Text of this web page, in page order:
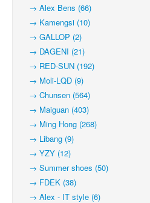
→ Alex Bens (66)
→ Kamengsi (10)
→ GALLOP (2)
→ DAGENI (21)
→ RED-SUN (192)
→ Moli-LQD (9)
→ Chunsen (564)
→ Maiguan (403)
→ Ming Hong (268)
→ Libang (9)
→ YZY (12)
→ Summer shoes (50)
→ FDEK (38)
→ Alex - IT style (6)